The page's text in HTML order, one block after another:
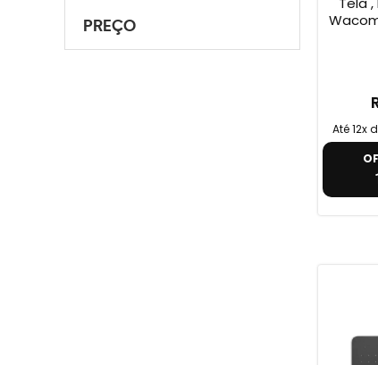
PREÇO
Até 12x